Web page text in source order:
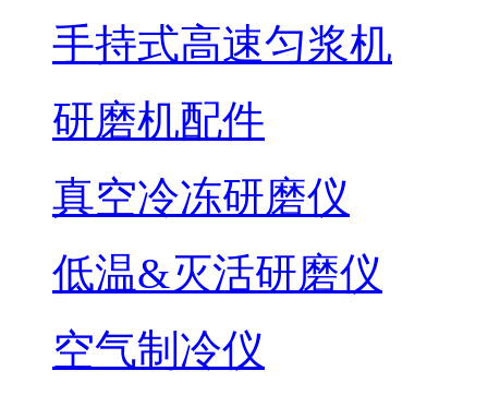
手持式高速匀浆机
研磨机配件
真空冷冻研磨仪
低温&灭活研磨仪
空气制冷仪